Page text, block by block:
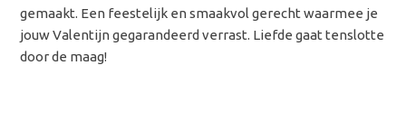
gemaakt. Een feestelijk en smaakvol gerecht waarmee je
jouw Valentijn gegarandeerd verrast. Liefde gaat tenslotte
door de maag!